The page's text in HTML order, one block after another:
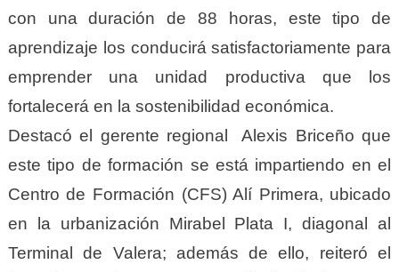
con una duración de 88 horas, este tipo de
aprendizaje los conducirá satisfactoriamente para
emprender una unidad productiva que los
fortalecerá en la sostenibilidad económica.
Destacó el gerente regional Alexis Briceño que
este tipo de formación se está impartiendo en el
Centro de Formación (CFS) Alí Primera, ubicado
en la urbanización Mirabel Plata I, diagonal al
Terminal de Valera; además de ello, reiteró el